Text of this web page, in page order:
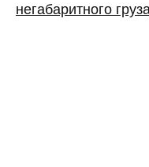
негабаритного